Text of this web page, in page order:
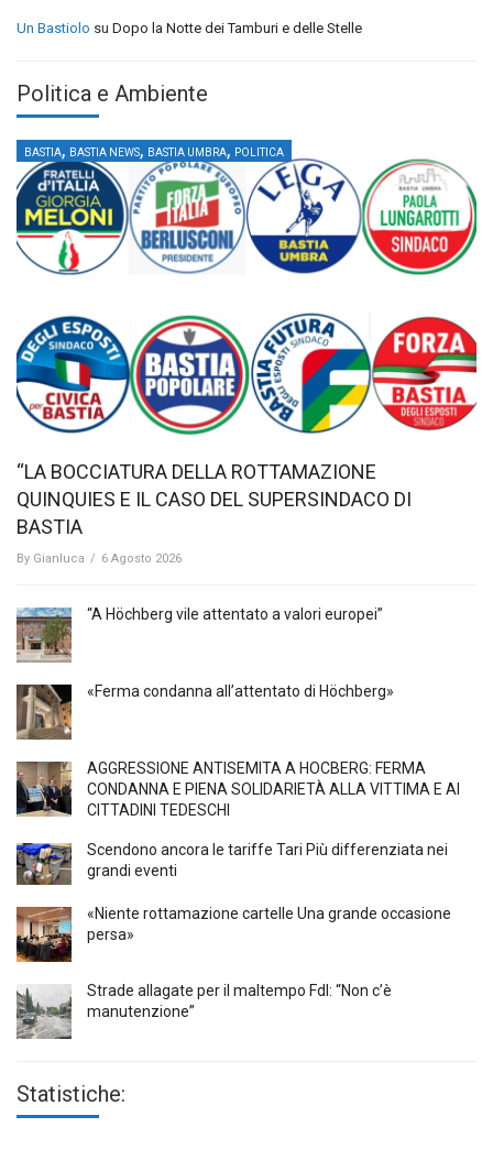
Un Bastiolo su Dopo la Notte dei Tamburi e delle Stelle
Politica e Ambiente
BASTIA, BASTIA NEWS, BASTIA UMBRA, POLITICA
“LA BOCCIATURA DELLA ROTTAMAZIONE
QUINQUIES E IL CASO DEL SUPERSINDACO DI
BASTIA
By Gianluca / 6 Agosto 2026
“A Höchberg vile attentato a valori europei”
«Ferma condanna all’attentato di Höchberg»
AGGRESSIONE ANTISEMITA A HÖCBERG: FERMA
CONDANNA E PIENA SOLIDARIETÀ ALLA VITTIMA E AI
CITTADINI TEDESCHI
Scendono ancora le tariffe Tari Più differenziata nei
grandi eventi
«Niente rottamazione cartelle Una grande occasione
persa»
Strade allagate per il maltempo FdI: “Non c’è
manutenzione”
Statistiche: